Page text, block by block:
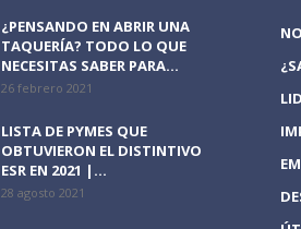
¿PENSANDO EN ABRIR UNA
TAQUERÍA? TODO LO QUE
NECESITAS SABER PARA...
26 febrero 2021
LISTA DE PYMES QUE
OBTUVIERON EL DISTINTIVO
ESR EN 2021 |...
28 agosto 2021